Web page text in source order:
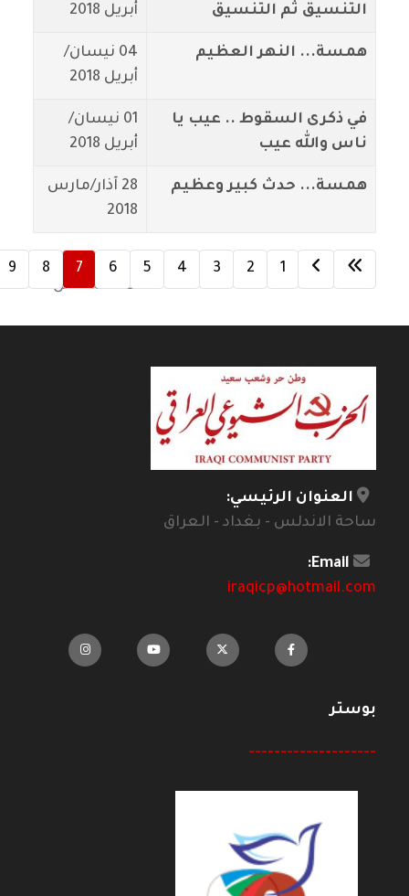
التنسيق ثم التنسيق
أبريل 2018
همسة... النهر العظيم
04 نيسان/
أبريل 2018
في ذكرى السقوط .. عيب يا
ناس والله عيب
01 نيسان/
أبريل 2018
همسة... حدث كبير وعظيم
28 آذار/مارس
2018
الصفحة 7 من 9
1
2
3
4
5
6
7
8
9
العنوان الرئيسي:
ساحة الاندلس - بغداد - العراق
Email:
iraqicp@hotmail.com
بوستر
--------------------